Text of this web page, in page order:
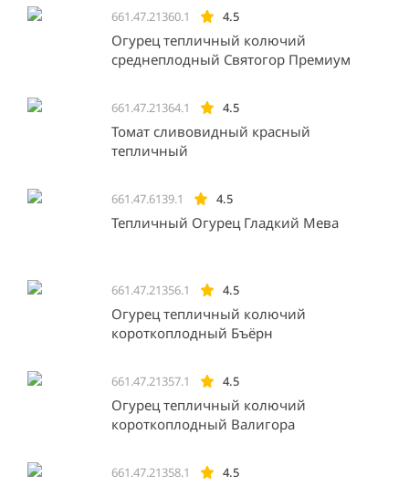
661.47.21360.1 4.5
Огурец тепличный колючий
среднеплодный Святогор Премиум
661.47.21364.1 4.5
Томат сливовидный красный
тепличный
661.47.6139.1 4.5
Тепличный Огурец Гладкий Мева
661.47.21356.1 4.5
Огурец тепличный колючий
короткоплодный Бъёрн
661.47.21357.1 4.5
Огурец тепличный колючий
короткоплодный Валигора
661.47.21358.1 4.5